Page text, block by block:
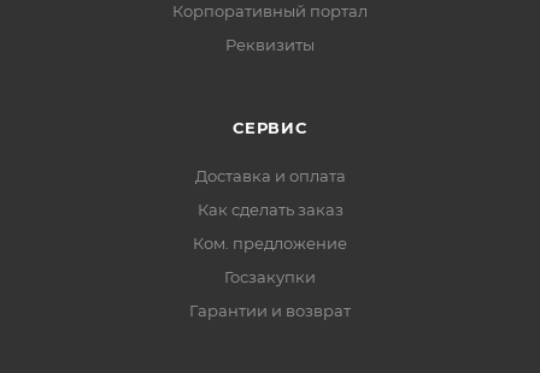
Корпоративный портал
Реквизиты
СЕРВИС
Доставка и оплата
Как сделать заказ
Ком. предложение
Госзакупки
Гарантии и возврат